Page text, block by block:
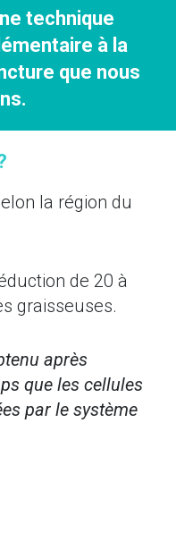
technique
à la
que nous
la région du
de 20 à
graisseuses.
après
que les cellules
par le système